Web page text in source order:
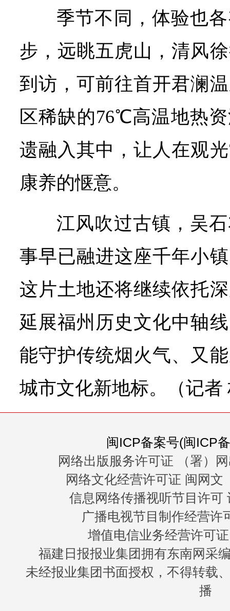
季节不同，体验也
步，远眺五虎山，清风
到访，可前往首开君澜
区稀缺的76℃高温地热
遗融入其中，让人在观
康养的惬意。
江风吹过古镇，吴
事早已融进这座千年小
这片土地还将继续依托
延展福州历史文化中轴
能守护传统烟火气、又
城市文化新地标。（记
闽ICP备案号(闽ICP
网络出版服务许可证 （署）
网络文化经营许可证 闽网文
信息网络传播视听节目许可
广播电视节目制作经营许
增值电信业务经营许可
福建日报报业集团拥有东南网采
未经报业集团书面授权，不得转载
播